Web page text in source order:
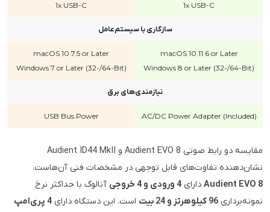
1x USB-C
1x USB-C
سازگاری با سیستم‌عامل
macOS 10.11.6 or Later
Windows 8 or Later (32-/64-Bit)
macOS 10.7.5 or Later
Windows 7 or Later (32-/64-Bit)
نیازمندی‌های برق
AC/DC Power Adapter (Included)
USB Bus Power
مقایسه دو رابط صوتی Audient EVO 8 و Audient ID44 MkII
نشان‌دهنده تفاوت‌های قابل توجهی در مشخصات فنی آن‌هاست.
Audient EVO 8 دارای 4 ورودی و 4 خروجی
آنالوگ با حداکثر نرخ
نمونه‌برداری 96 کیلوهرتز و 24 بیت است. این دستگاه دارای
4 پری‌امپ